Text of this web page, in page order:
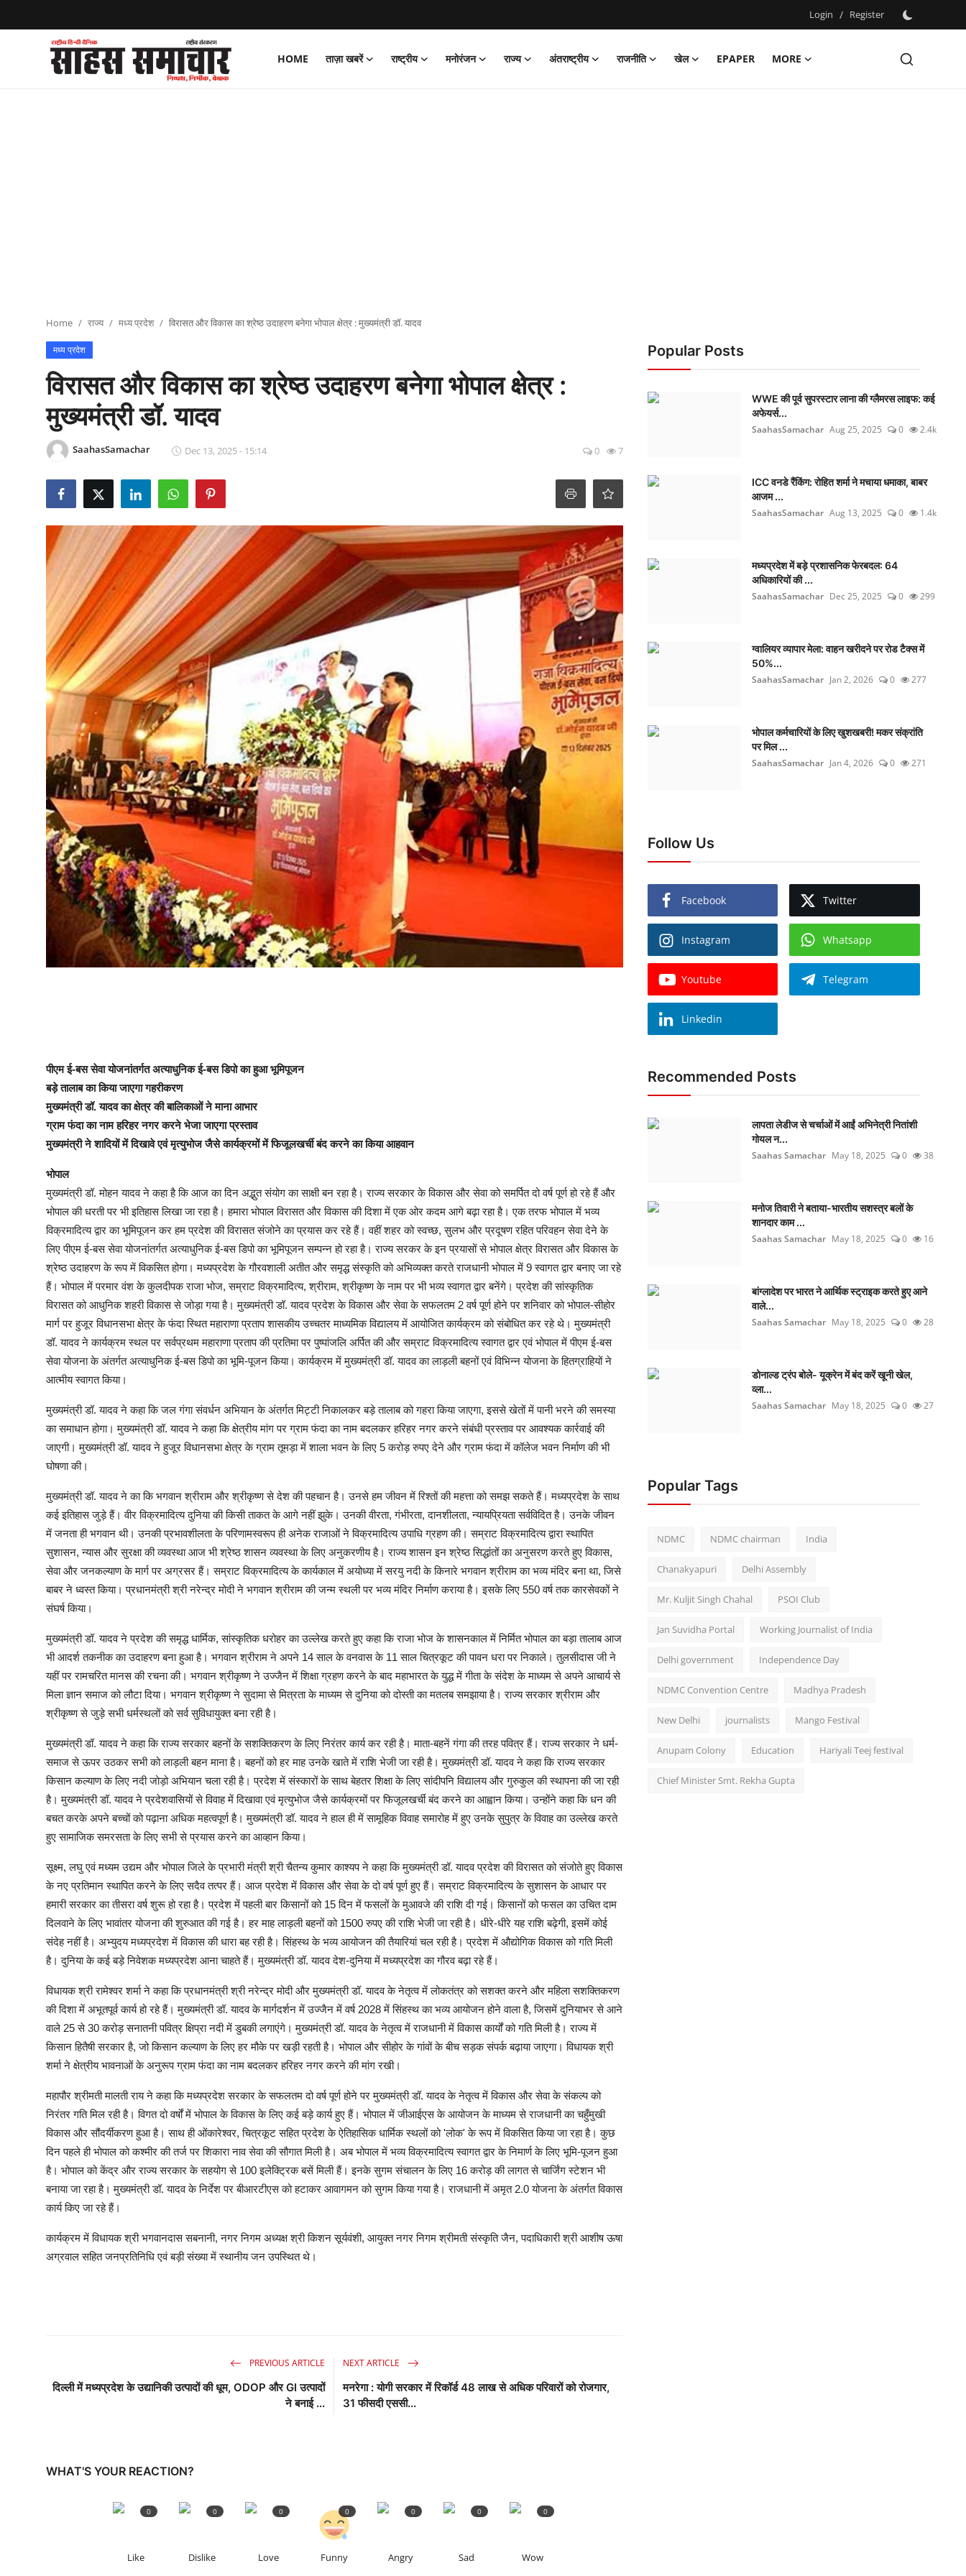
Login / Register
HOME ताज़ा खबरें राष्ट्रीय मनोरंजन राज्य अंतराष्ट्रीय राजनीति खेल EPAPER
MORE
Register
Home राज्य मध्य प्रदेश विरासत और विकास का श्रेष्ठ उदाहरण बनेगा भोपाल क्षेत्र : मुख्यमंत्री डॉ. यादव
मध्य प्रदेश
विरासत और विकास का श्रेष्ठ उदाहरण बनेगा भोपाल क्षेत्र :
मुख्यमंत्री डॉ. यादव
SaahasSamachar Dec 13, 2025 - 15:14 0 7
पीएम ई-बस सेवा योजनांतर्गत अत्याधुनिक ई-बस डिपो का हुआ भूमिपूजन
बड़े तालाब का किया जाएगा गहरीकरण
मुख्यमंत्री डॉ. यादव का क्षेत्र की बालिकाओं ने माना आभार
ग्राम फंदा का नाम हरिहर नगर करने भेजा जाएगा प्रस्ताव
मुख्यमंत्री ने शादियों में दिखावे एवं मृत्युभोज जैसे कार्यक्रमों में फिजूलखर्ची बंद करने का किया आहवान
भोपाल
मुख्यमंत्री डॉ. मोहन यादव ने कहा है कि आज का दिन अद्भुत संयोग का साक्षी बन रहा है। राज्य सरकार के विकास और सेवा को समर्पित दो वर्ष पूर्ण हो रहे हैं और
भोपाल की धरती पर भी इतिहास लिखा जा रहा है। हमारा भोपाल विरासत और विकास की दिशा में एक ओर कदम आगे बढ़ा रहा है। एक तरफ भोपाल में भव्य
विक्रमादित्य द्वार का भूमिपूजन कर हम प्रदेश की विरासत संजोने का प्रयास कर रहे हैं। वहीं शहर को स्वच्छ, सुलभ और प्रदूषण रहित परिवहन सेवा देने के
लिए पीएम ई-बस सेवा योजनांतर्गत अत्याधुनिक ई-बस डिपो का भूमिपूजन सम्पन्न हो रहा है। राज्य सरकर के इन प्रयासों से भोपाल क्षेत्र विरासत और विकास के
श्रेष्ठ उदाहरण के रूप में विकसित होगा। मध्यप्रदेश के गौरवशाली अतीत और समृद्ध संस्कृति को अभिव्यक्त करते राजधानी भोपाल में 9 स्वागत द्वार बनाए जा रहे
हैं। भोपाल में परमार वंश के कुलदीपक राजा भोज, सम्राट विक्रमादित्य, श्रीराम, श्रीकृष्ण के नाम पर भी भव्य स्वागत द्वार बनेंगे। प्रदेश की सांस्कृतिक
विरासत को आधुनिक शहरी विकास से जोड़ा गया है। मुख्यमंत्री डॉ. यादव प्रदेश के विकास और सेवा के सफलतम 2 वर्ष पूर्ण होने पर शनिवार को भोपाल-सीहोर
मार्ग पर हुजूर विधानसभा क्षेत्र के फंदा स्थित महाराणा प्रताप शासकीय उच्चतर माध्यमिक विद्यालय में आयोजित कार्यक्रम को संबोधित कर रहे थे। मुख्यमंत्री
डॉ. यादव ने कार्यक्रम स्थल पर सर्वप्रथम महाराणा प्रताप की प्रतिमा पर पुष्पांजलि अर्पित की और सम्राट विक्रमादित्य स्वागत द्वार एवं भोपाल में पीएम ई-बस
सेवा योजना के अंतर्गत अत्याधुनिक ई-बस डिपो का भूमि-पूजन किया। कार्यक्रम में मुख्यमंत्री डॉ. यादव का लाड़ली बहनों एवं विभिन्न योजना के हितग्राहियों ने
आत्मीय स्वागत किया।
मुख्यमंत्री डॉ. यादव ने कहा कि जल गंगा संवर्धन अभियान के अंतर्गत मिट्टी निकालकर बड़े तालाब को गहरा किया जाएगा, इससे खेतों में पानी भरने की समस्या
का समाधान होगा। मुख्यमंत्री डॉ. यादव ने कहा कि क्षेत्रीय मांग पर ग्राम फंदा का नाम बदलकर हरिहर नगर करने संबंधी प्रस्ताव पर आवश्यक कार्रवाई की
जाएगी। मुख्यमंत्री डॉ. यादव ने हुजूर विधानसभा क्षेत्र के ग्राम तूमड़ा में शाला भवन के लिए 5 करोड़ रुपए देने और ग्राम फंदा में कॉलेज भवन निर्माण की भी
घोषणा की।
मुख्यमंत्री डॉ. यादव ने का कि भगवान श्रीराम और श्रीकृष्ण से देश की पहचान है। उनसे हम जीवन में रिश्तों की महत्ता को समझ सकते हैं। मध्यप्रदेश के साथ
कई इतिहास जुड़े हैं। वीर विक्रमादित्य दुनिया की किसी ताकत के आगे नहीं झुके। उनकी वीरता, गंभीरता, दानशीलता, न्यायप्रियता सर्वविदित है। उनके जीवन
में जनता ही भगवान थी। उनकी प्रभावशीलता के परिणामस्वरूप ही अनेक राजाओं ने विक्रमादित्य उपाधि ग्रहण की। सम्राट विक्रमादित्य द्वारा स्थापित
सुशासन, न्यास और सुरक्षा की व्यवस्था आज भी श्रेष्ठ शासन व्यवस्था के लिए अनुकरणीय है। राज्य शासन इन श्रेष्ठ सिद्धांतों का अनुसरण करते हुए विकास,
सेवा और जनकल्याण के मार्ग पर अग्रसर हैं। सम्राट विक्रमादित्य के कार्यकाल में अयोध्या में सरयु नदी के किनारे भगवान श्रीराम का भव्य मंदिर बना था, जिसे
बाबर ने ध्वस्त किया। प्रधानमंत्री श्री नरेन्द्र मोदी ने भगवान श्रीराम की जन्म स्थली पर भव्य मंदिर निर्माण कराया है। इसके लिए 550 वर्ष तक कारसेवकों ने
संघर्ष किया।
मुख्यमंत्री डॉ. यादव ने प्रदेश की समृद्ध धार्मिक, सांस्कृतिक धरोहर का उल्लेख करते हुए कहा कि राजा भोज के शासनकाल में निर्मित भोपाल का बड़ा तालाब आज
भी आदर्श तकनीक का उदाहरण बना हुआ है। भगवान श्रीराम ने अपने 14 साल के वनवास के 11 साल चित्रकूट की पावन धरा पर निकाले। तुलसीदास जी ने
यहीं पर रामचरित मानस की रचना की। भगवान श्रीकृष्ण ने उज्जैन में शिक्षा ग्रहण करने के बाद महाभारत के युद्ध में गीता के संदेश के माध्यम से अपने आचार्य से
मिला ज्ञान समाज को लौटा दिया। भगवान श्रीकृष्ण ने सुदामा से मित्रता के माध्यम से दुनिया को दोस्ती का मतलब समझाया है। राज्य सरकार श्रीराम और
श्रीकृष्ण से जुड़े सभी धर्मस्थलों को सर्व सुविधायुक्त बना रही है।
मुख्यमंत्री डॉ. यादव ने कहा कि राज्य सरकार बहनों के सशक्तिकरण के लिए निरंतर कार्य कर रही है। माता-बहनें गंगा की तरह पवित्र हैं। राज्य सरकार ने धर्म-
समाज से ऊपर उठकर सभी को लाड़ली बहन माना है। बहनों को हर माह उनके खाते में राशि भेजी जा रही है। मुख्यमंत्री डॉ. यादव ने कहा कि राज्य सरकार
किसान कल्याण के लिए नदी जोड़ो अभियान चला रही है। प्रदेश में संस्कारों के साथ बेहतर शिक्षा के लिए सांदीपनि विद्यालय और गुरुकुल की स्थापना की जा रही
है। मुख्यमंत्री डॉ. यादव ने प्रदेशवासियों से विवाह में दिखावा एवं मृत्युभोज जैसे कार्यक्रमों पर फिजूलखर्ची बंद करने का आह्वान किया। उन्होंने कहा कि धन की
बचत करके अपने बच्चों को पढ़ाना अधिक महत्वपूर्ण है। मुख्यमंत्री डॉ. यादव ने हाल ही में सामूहिक विवाह समारोह में हुए उनके सुपुत्र के विवाह का उल्लेख करते
हुए सामाजिक समरसता के लिए सभी से प्रयास करने का आव्हान किया।
सूक्ष्म, लघु एवं मध्यम उद्यम और भोपाल जिले के प्रभारी मंत्री श्री चैतन्य कुमार काश्यप ने कहा कि मुख्यमंत्री डॉ. यादव प्रदेश की विरासत को संजोते हुए विकास
के नए प्रतिमान स्थापित करने के लिए सदैव तत्पर हैं। आज प्रदेश में विकास और सेवा के दो वर्ष पूर्ण हुए हैं। सम्राट विक्रमादित्य के सुशासन के आधार पर
हमारी सरकार का तीसरा वर्ष शुरू हो रहा है। प्रदेश में पहली बार किसानों को 15 दिन में फसलों के मुआवजे की राशि दी गई। किसानों को फसल का उचित दाम
दिलवाने के लिए भावांतर योजना की शुरुआत की गई है। हर माह लाड़ली बहनों को 1500 रुपए की राशि भेजी जा रही है। धीरे-धीरे यह राशि बढ़ेगी, इसमें कोई
संदेह नहीं है। अभ्युदय मध्यप्रदेश में विकास की धारा बह रही है। सिंहस्थ के भव्य आयोजन की तैयारियां चल रही है। प्रदेश में औद्योगिक विकास को गति मिली
है। दुनिया के कई बड़े निवेशक मध्यप्रदेश आना चाहते हैं। मुख्यमंत्री डॉ. यादव देश-दुनिया में मध्यप्रदेश का गौरव बढ़ा रहे हैं।
विधायक श्री रामेश्वर शर्मा ने कहा कि प्रधानमंत्री श्री नरेन्द्र मोदी और मुख्यमंत्री डॉ. यादव के नेतृत्व में लोकतंत्र को सशक्त करने और महिला सशक्तिकरण
की दिशा में अभूतपूर्व कार्य हो रहे हैं। मुख्यमंत्री डॉ. यादव के मार्गदर्शन में उज्जैन में वर्ष 2028 में सिंहस्थ का भव्य आयोजन होने वाला है, जिसमें दुनियाभर से आने
वाले 25 से 30 करोड़ सनातनी पवित्र क्षिप्रा नदी में डुबकी लगाएंगे। मुख्यमंत्री डॉ. यादव के नेतृत्व में राजधानी में विकास कार्यों को गति मिली है। राज्य में
किसान हितैषी सरकार है, जो किसान कल्याण के लिए हर मौके पर खड़ी रहती है। भोपाल और सीहोर के गांवों के बीच सड़क संपर्क बढ़ाया जाएगा। विधायक श्री
शर्मा ने क्षेत्रीय भावनाओं के अनुरूप ग्राम फंदा का नाम बदलकर हरिहर नगर करने की मांग रखी।
महापौर श्रीमती मालती राय ने कहा कि मध्यप्रदेश सरकार के सफलतम दो वर्ष पूर्ण होने पर मुख्यमंत्री डॉ. यादव के नेतृत्व में विकास और सेवा के संकल्प को
निरंतर गति मिल रही है। विगत दो वर्षों में भोपाल के विकास के लिए कई बड़े कार्य हुए हैं। भोपाल में जीआईएस के आयोजन के माध्यम से राजधानी का चहुँमुखी
विकास और सौंदर्यीकरण हुआ है। साथ ही ओंकारेश्वर, चित्रकूट सहित प्रदेश के ऐतिहासिक धार्मिक स्थलों को 'लोक' के रूप में विकसित किया जा रहा है। कुछ
दिन पहले ही भोपाल को कश्मीर की तर्ज पर शिकारा नाव सेवा की सौगात मिली है। अब भोपाल में भव्य विक्रमादित्य स्वागत द्वार के निमार्ण के लिए भूमि-पूजन हुआ
है। भोपाल को केंद्र और राज्य सरकार के सहयोग से 100 इलेक्ट्रिक बसें मिली हैं। इनके सुगम संचालन के लिए 16 करोड़ की लागत से चार्जिंग स्टेशन भी
बनाया जा रहा है। मुख्यमंत्री डॉ. यादव के निर्देश पर बीआरटीएस को हटाकर आवागमन को सुगम किया गया है। राजधानी में अमृत 2.0 योजना के अंतर्गत विकास
कार्य किए जा रहे हैं।
कार्यक्रम में विधायक श्री भगवानदास सबनानी, नगर निगम अध्यक्ष श्री किशन सूर्यवंशी, आयुक्त नगर निगम श्रीमती संस्कृति जैन, पदाधिकारी श्री आशीष ऊषा
अग्रवाल सहित जनप्रतिनिधि एवं बड़ी संख्या में स्थानीय जन उपस्थित थे।
PREVIOUS ARTICLE
दिल्ली में मध्यप्रदेश के उद्यानिकी उत्पादों की धूम, ODOP और GI उत्पादों
ने बनाई ...
NEXT ARTICLE
मनरेगा : योगी सरकार में रिकॉर्ड 48 लाख से अधिक परिवारों को रोजगार,
31 फीसदी एससी...
WHAT'S YOUR REACTION?
Like
0
Dislike
0
Love
0
Funny
0
Angry
0
Sad
0
Wow
0
Popular Posts
WWE की पूर्व सुपरस्टार लाना की ग्लैमरस लाइफ: कई
अफेयर्स...
SaahasSamachar Aug 25, 2025 0 2.4k
ICC वनडे रैंकिंग: रोहित शर्मा ने मचाया धमाका, बाबर
आजम ...
SaahasSamachar Aug 13, 2025 0 1.4k
मध्यप्रदेश में बड़े प्रशासनिक फेरबदल: 64
अधिकारियों की ...
SaahasSamachar Dec 25, 2025 0 299
ग्वालियर व्यापार मेला: वाहन खरीदने पर रोड टैक्स में
50%...
SaahasSamachar Jan 2, 2026 0 277
भोपाल कर्मचारियों के लिए खुशखबरी! मकर संक्रांति
पर मिल ...
SaahasSamachar Jan 4, 2026 0 271
Follow Us
Facebook Twitter
Instagram Whatsapp
Youtube Telegram
Linkedin
Recommended Posts
लापता लेडीज से चर्चाओं में आईं अभिनेत्री नितांशी
गोयल न...
Saahas Samachar May 18, 2025 0 38
मनोज तिवारी ने बताया-भारतीय सशस्त्र बलों के
शानदार काम ...
Saahas Samachar May 18, 2025 0 16
बांग्लादेश पर भारत ने आर्थिक स्ट्राइक करते हुए आने
वाले...
Saahas Samachar May 18, 2025 0 28
डोनाल्ड ट्रंप बोले- यूक्रेन में बंद करें खूनी खेल,
व्ला...
Saahas Samachar May 18, 2025 0 27
Popular Tags
NDMC NDMC chairman India
Chanakyapuri Delhi Assembly
Mr. Kuljit Singh Chahal PSOI Club
Jan Suvidha Portal Working Journalist of India
Delhi government Independence Day
NDMC Convention Centre Madhya Pradesh
New Delhi journalists Mango Festival
Anupam Colony Education Hariyali Teej festival
Chief Minister Smt. Rekha Gupta